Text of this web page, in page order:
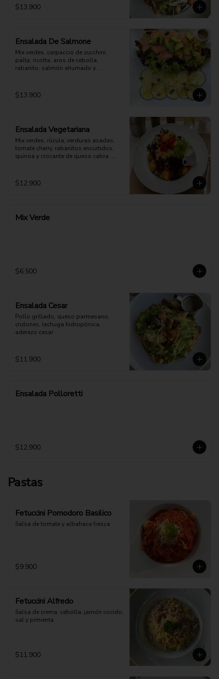
$13.900
Ensalada De Salmone
Mix verdes, carpaccio de zucchini,
palta, ricotta, aros de cebolla,
rabanito, salmón ahumado y
$13.900
Ensalada Vegetariana
Mix verdes, rúcula, verduras asadas,
tomate cherry, rabanitos encurtidos,
quinoa y crocante de queso cabra.
$12.900
Mix Verde
$6.500
Ensalada Cesar
Pollo grillado, queso parmesano,
crutones, lechuga hidropónica,
aderezo cesar
$11.900
Ensalada Polloretti
$12.900
Pastas
Fetuccini Pomodoro Basilico
Salsa de tomate y albahaca fresca
$9.900
Fetuccini Alfredo
Salsa de crema, cebolla, jamón cocido,
sal y pimienta
$11.900